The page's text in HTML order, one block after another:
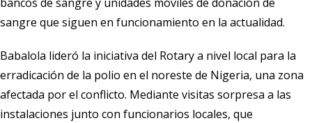
sangre que siguen en funcionamiento en la actualidad.
Babalola lideró la iniciativa del Rotary a nivel local para la
erradicación de la polio en el noreste de Nigeria, una zona
afectada por el conflicto. Mediante visitas sorpresa a las
instalaciones junto con funcionarios locales, que